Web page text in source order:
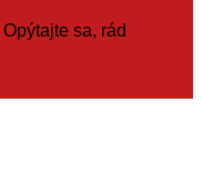
sa, rád